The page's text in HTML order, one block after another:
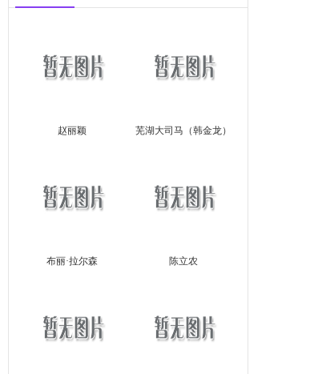
赵丽颖 芜湖大司马（韩金龙）
布丽·拉尔森 陈立农